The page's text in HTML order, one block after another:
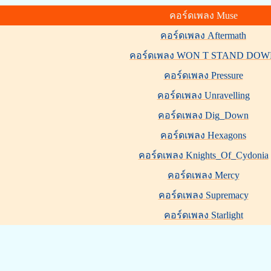
คอร์ดเพลง Muse
คอร์ดเพลง Aftermath
คอร์ดเพลง WON T STAND
คอร์ดเพลง Pressure
คอร์ดเพลง Unravelling
คอร์ดเพลง Dig_Down
คอร์ดเพลง Hexagons
คอร์ดเพลง Knights_Of_Cydonia
คอร์ดเพลง Mercy
คอร์ดเพลง Supremacy
คอร์ดเพลง Starlight